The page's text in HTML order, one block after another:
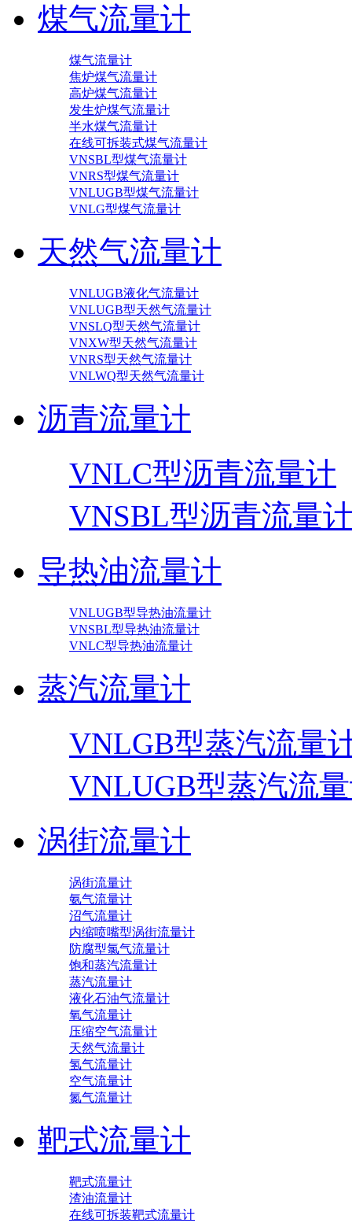
煤气流量计
煤气流量计
焦炉煤气流量计
高炉煤气流量计
发生炉煤气流量计
半水煤气流量计
在线可拆装式煤气流量计
VNSBL型煤气流量计
VNRS型煤气流量计
VNLUGB型煤气流量计
VNLG型煤气流量计
天然气流量计
VNLUGB液化气流量计
VNLUGB型天然气流量计
VNSLQ型天然气流量计
VNXW型天然气流量计
VNRS型天然气流量计
VNLWQ型天然气流量计
沥青流量计
VNLC型沥青流量计
VNSBL型沥青流量
导热油流量计
VNLUGB型导热油流量计
VNSBL型导热油流量计
VNLC型导热油流量计
蒸汽流量计
VNLGB型蒸汽流量
VNLUGB型蒸汽流
涡街流量计
涡街流量计
氨气流量计
沼气流量计
内缩喷嘴型涡街流量计
防腐型氯气流量计
饱和蒸汽流量计
蒸汽流量计
液化石油气流量计
氧气流量计
压缩空气流量计
天然气流量计
氢气流量计
空气流量计
氮气流量计
靶式流量计
靶式流量计
渣油流量计
在线可拆装靶式流量计